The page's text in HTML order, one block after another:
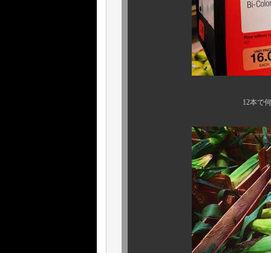
12本で何と、約200円